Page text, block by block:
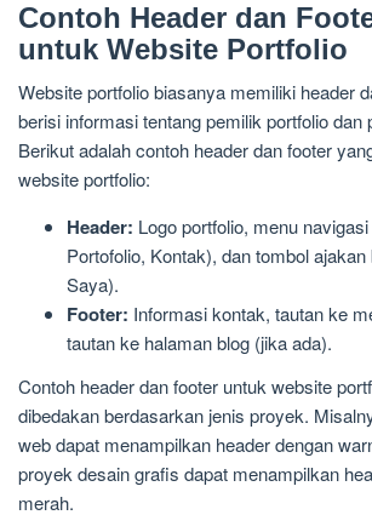
Contoh Header dan
untuk Website Portfolio
Website portfolio biasanya memiliki header
berisi informasi tentang pemilik portfolio dan
Berikut adalah contoh header dan footer
website portfolio:
Header: Logo portfolio, menu
Portofolio, Kontak), dan tombol
Saya).
Footer: Informasi kontak, tautan ke
tautan ke halaman blog (jika ada).
Contoh header dan footer untuk website
dibedakan berdasarkan jenis proyek.
web dapat menampilkan header dengan
proyek desain grafis dapat menampilkan
merah.